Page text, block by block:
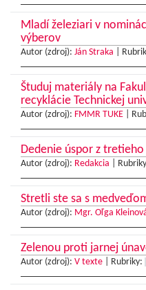
Mladí železiari v
výberov
Autor (zdroj): Ján Straka
Študuj materiály na
recyklácie Technickej
Autor (zdroj): FMMR TUKE
Dedenie úspor z
Autor (zdroj): Redakcia
Stretli ste sa s
Autor (zdroj): Mgr. Oľga
Zelenou proti jarnej
Autor (zdroj): V texte Rubriky: